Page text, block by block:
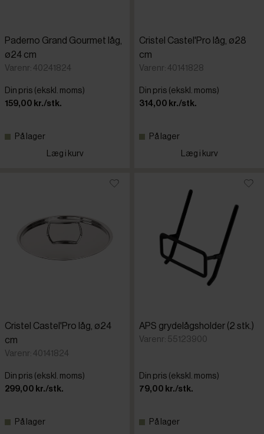
Paderno Grand Gourmet låg,
ø24 cm
Varenr: 40241824
Din pris (ekskl. moms)
159,00 kr./stk.
På lager
Læg i kurv
Cristel Castel'Pro låg, ø28
cm
Varenr: 40141828
Din pris (ekskl. moms)
314,00 kr./stk.
På lager
Læg i kurv
Cristel Castel'Pro låg, ø24
cm
Varenr: 40141824
Din pris (ekskl. moms)
299,00 kr./stk.
På lager
APS grydelågsholder (2 stk.)
Varenr: 55123900
Din pris (ekskl. moms)
79,00 kr./stk.
På lager